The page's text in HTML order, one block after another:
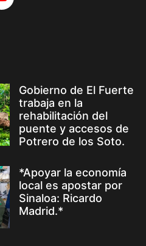
Gobierno de El Fuerte
trabaja en la
rehabilitación del
puente y accesos de
Potrero de los Soto.
*Apoyar la economía
local es apostar por
Sinaloa: Ricardo
Madrid.*